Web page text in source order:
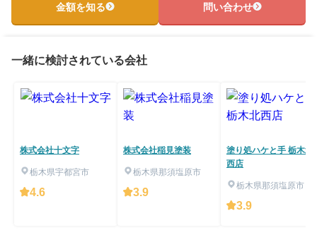
金額を知る 問い合わせ
一緒に検討されている会社
株式会社十文字
栃木県宇都宮市
4.6
株式会社稲見塗装
栃木県那須塩原市
3.9
塗り処ハケと手 栃木北
西店
栃木県那須塩原市
3.9